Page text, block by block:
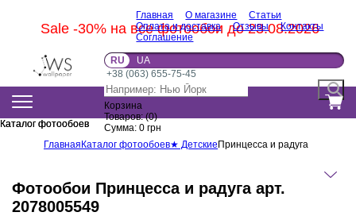
Sale -30% на все фотообои до 23.08.2026
Главная О магазине
Статьи
Оплата и доставка
Отзывы
Контакты
Соглашение
RU
UA
+38 (063) 655-75-45
Корзина
Товаров:(0)
Сумма: 0 грн
Каталог фотообоев
Каталог фотообоев
Главная Каталог фотообоев★ Детские Принцесса и радуга
Фотообои Принцесса и радуга арт.
2078005549